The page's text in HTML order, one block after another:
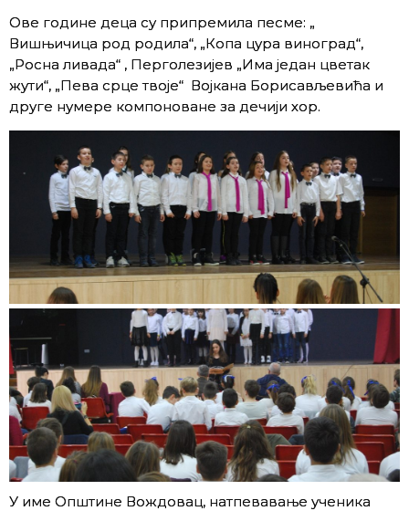
Ове године деца су припремила песме: „
Вишњичица род родила“, „Копа цура виноград“,
„Росна ливада“ , Перголезијев „Има један цветак
жути“, „Пева срце твоје“ Војкана Борисављевића и
друге нумере компоноване за дечији хор.
У име Општине Вождовац, натпевавање ученика